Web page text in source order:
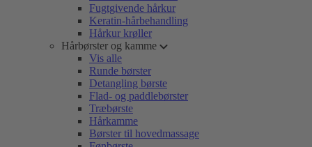
Fugtgivende hårkur
Keratin-hårbehandling
Hårkur krøller
Hårbørster og kamme
Vis alle
Runde børster
Detangling børste
Flad- og paddlebørster
Træbørste
Hårkamme
Børster til hovedmassage